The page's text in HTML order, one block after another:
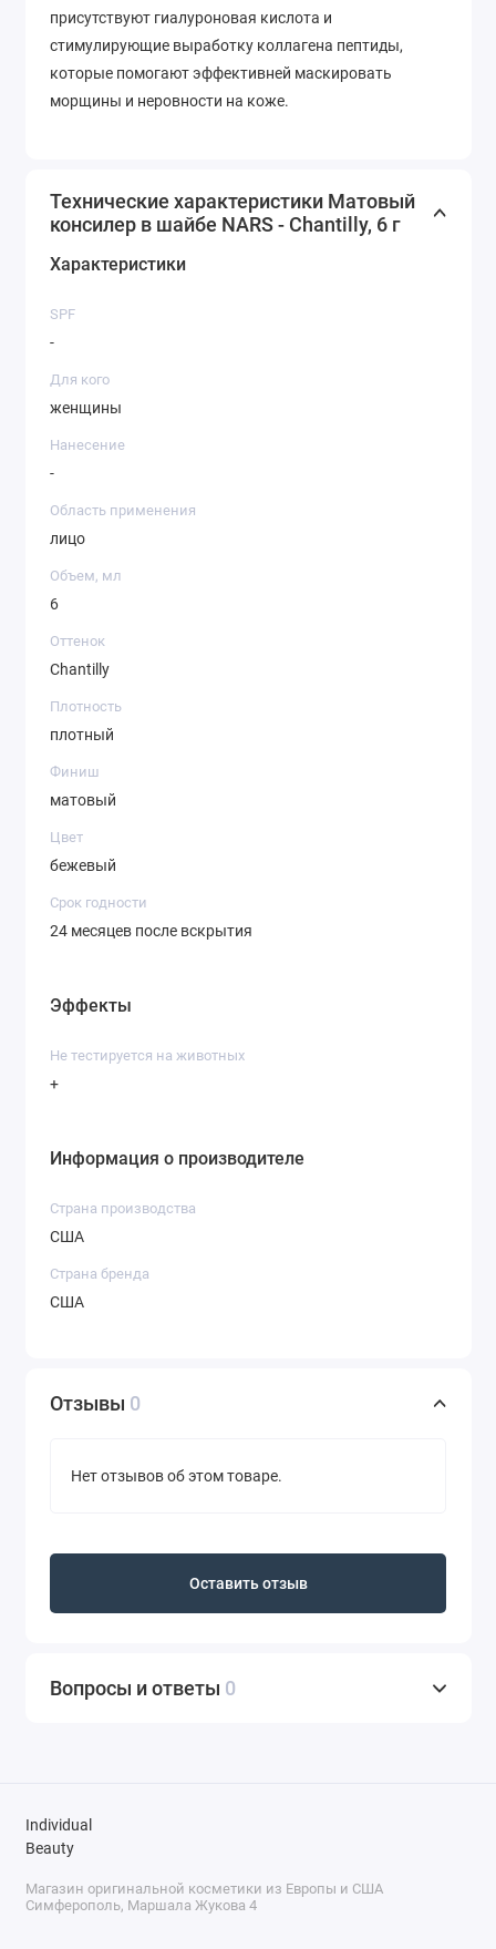
присутствуют гиалуроновая кислота и
стимулирующие выработку коллагена пептиды,
которые помогают эффективней маскировать
морщины и неровности на коже.
Технические характеристики Матовый
консилер в шайбе NARS - Chantilly, 6 г
Характеристики
SPF
-
Для кого
женщины
Нанесение
-
Область применения
лицо
Объем, мл
6
Оттенок
Chantilly
Плотность
плотный
Финиш
матовый
Цвет
бежевый
Срок годности
24 месяцев после вскрытия
Эффекты
Не тестируется на животных
+
Информация о производителе
Страна производства
США
Страна бренда
США
Отзывы 0
Нет отзывов об этом товаре.
Оставить отзыв
Вопросы и ответы 0
Individual
Beauty
Магазин оригинальной косметики из Европы и США
Симферополь, Маршала Жукова 4